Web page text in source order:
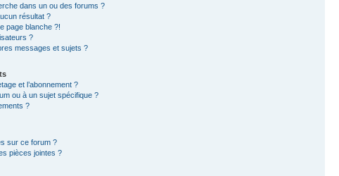
dans un ou des forums ?
résultat ?
page blanche ?!
?
messages et sujets ?
et l’abonnement ?
ou à un sujet spécifique ?
?
sur ce forum ?
pièces jointes ?